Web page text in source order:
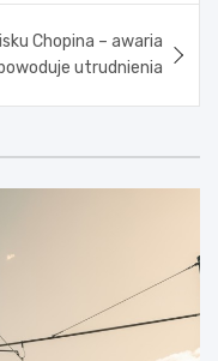
Chopina – awaria
utrudnienia